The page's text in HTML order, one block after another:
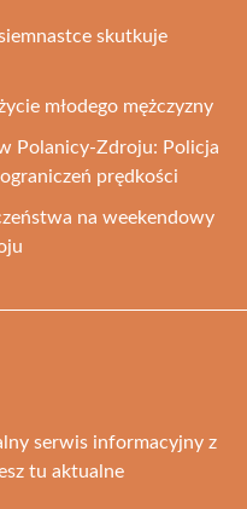
skutkuje
młodego mężczyzny
Polanicy-Zdroju: Policja
prędkości
na weekendowy
serwis informacyjny z
tu aktualne